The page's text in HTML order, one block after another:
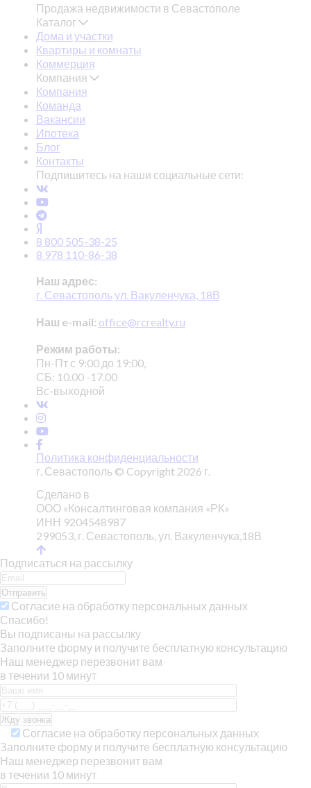
Продажа недвижимости в Севастополе
Каталог
Дома и участки
Квартиры и комнаты
Коммерция
Компания
Компания
Команда
Вакансии
Ипотека
Блог
Контакты
Подпишитесь на наши социальные сети:
8 800 505-38-25
8 978 110-86-38
Наш адрес:
г. Севастополь ул. Вакуленчука, 18В
Наш e-mail: office@rcrealty.ru
Режим работы:
Пн-Пт с 9:00 до 19:00,
СБ: 10.00 -17.00
Вс-выходной
Политика конфиденциальности
г. Севастополь © Copyright 2026 г.
Сделано в
ООО «Консалтинговая компания «РК»
ИНН 9204548987
299053, г. Севастополь, ул. Вакуленчука,18В
Подписаться на рассылку
Отправить
Согласие на обработку персональных данных
Спасибо!
Вы подписаны на рассылку
Заполните форму и получите бесплатную консультацию
Наш менеджер перезвонит вам
в течении 10 минут
Согласие на обработку персональных данных
Заполните форму и получите бесплатную консультацию
Наш менеджер перезвонит вам
в течении 10 минут